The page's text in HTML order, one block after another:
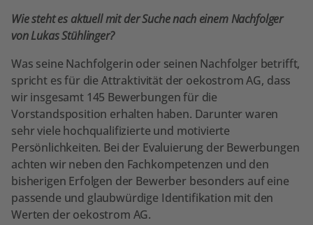
Wie steht es aktuell mit der Suche nach einem Nachfolger
von Lukas Stühlinger?
Was seine Nachfolgerin oder seinen Nachfolger betrifft,
spricht es für die Attraktivität der oekostrom AG, dass
wir insgesamt 145 Bewerbungen für die
Vorstandsposition erhalten haben. Darunter waren
sehr viele hochqualifizierte und motivierte
Persönlichkeiten. Bei der Evaluierung der Bewerbungen
achten wir neben den Fachkompetenzen und den
bisherigen Erfolgen der Bewerber besonders auf eine
passende und glaubwürdige Identifikation mit den
Werten der oekostrom AG.